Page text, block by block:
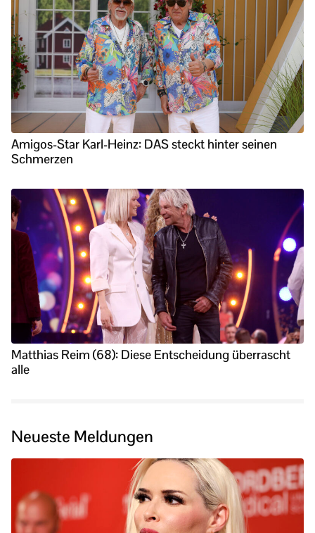
Amigos-Star Karl-Heinz: DAS steckt hinter seinen
Schmerzen
Matthias Reim (68): Diese Entscheidung überrascht
alle
Neueste Meldungen